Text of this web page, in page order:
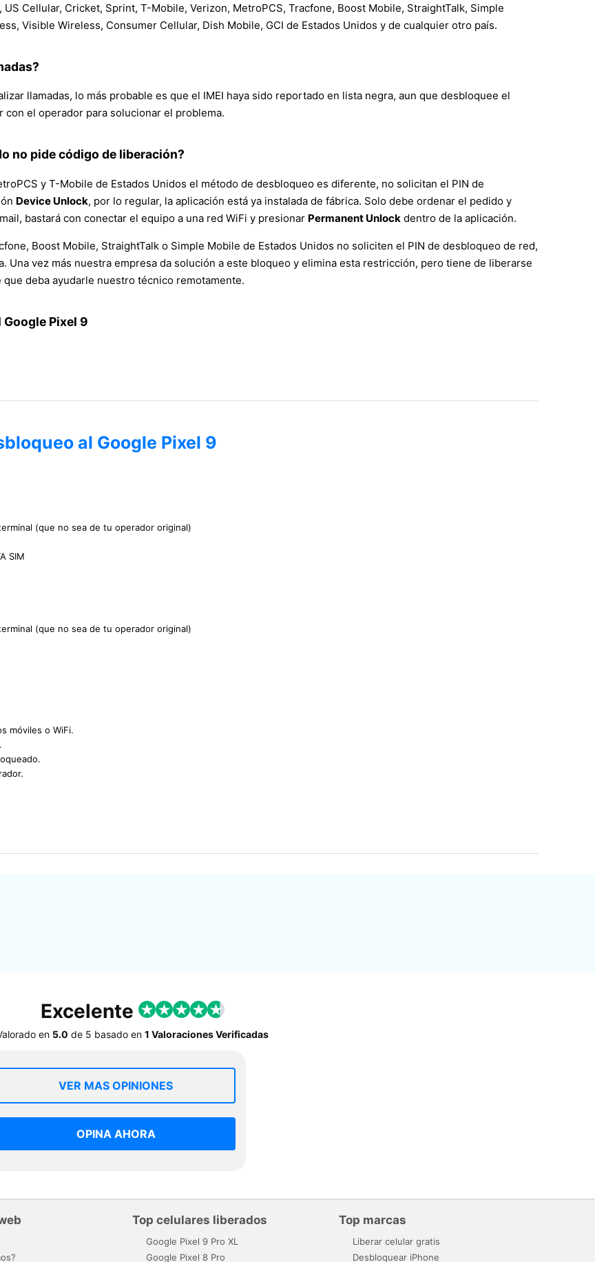
Cellular, Cricket, Sprint, T-Mobile, Verizon, MetroPCS, Tracfone, Boost Mobile, StraightTalk, Simple
Visible Wireless, Consumer Cellular, Dish Mobile, GCI de Estados Unidos y de cualquier otro país.
llamadas, lo más probable es que el IMEI haya sido reportado en lista negra, aun que desbloquee el
el operador para solucionar el problema.
no pide código de liberación?
y T-Mobile de Estados Unidos el método de desbloqueo es diferente, no solicitan el PIN de
Device Unlock, por lo regular, la aplicación está ya instalada de fábrica. Solo debe ordenar el pedido y
bastará con conectar el equipo a una red WiFi y presionar Permanent Unlock dentro de la aplicación.
Boost Mobile, StraightTalk o Simple Mobile de Estados Unidos no soliciten el PIN de desbloqueo de red,
Una vez más nuestra empresa da solución a este bloqueo y elimina esta restricción, pero tiene de liberarse
deba ayudarle nuestro técnico remotamente.
Pixel 9
al Google Pixel 9
(que no sea de tu operador original)
SIM
(que no sea de tu operador original)
móviles o WiFi.
Excelente
en 5.0 de 5 basado en 1 Valoraciones Verificadas
VER MAS OPINIONES
OPINA AHORA
Top celulares liberados
Google Pixel 9 Pro XL
Google Pixel 8 Pro
Top marcas
Liberar celular gratis
Desbloquear iPhone